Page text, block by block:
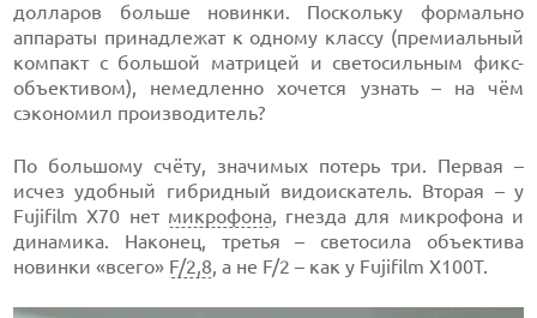
долларов больше новинки. Поскольку формально
аппараты принадлежат к одному классу (премиальный
компакт с большой матрицей и светосильным фикс-
объективом), немедленно хочется узнать – на чём
сэкономил производитель?
По большому счёту, значимых потерь три. Первая –
исчез удобный гибридный видоискатель. Вторая – у
Fujifilm X70 нет микрофона, гнезда для микрофона и
динамика. Наконец, третья – светосила объектива
новинки «всего» F/2,8, а не F/2 – как у Fujifilm X100T.